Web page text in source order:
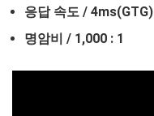
응답 속도 / 4ms(GTG)
명암비 / 1,000 : 1